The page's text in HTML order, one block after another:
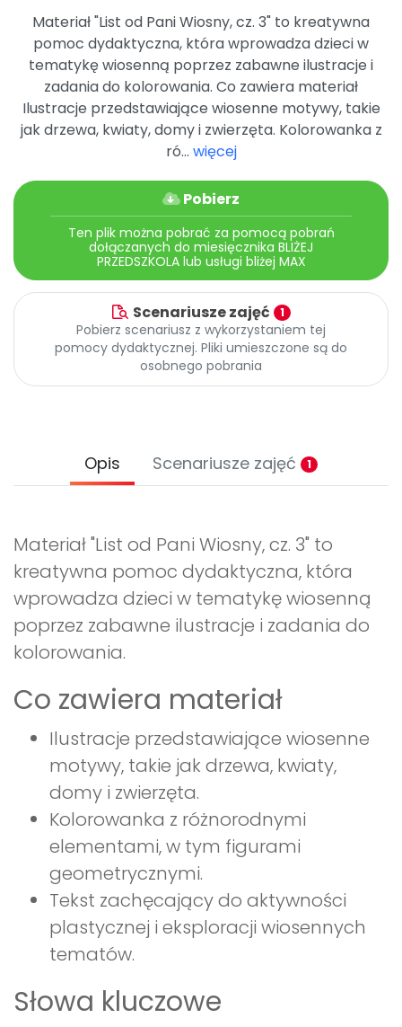
Pomoc
Promocje
Materiał "List od Pani Wiosny, cz. 3" to kreatywna
pomoc dydaktyczna, która wprowadza dzieci w
tematykę wiosenną poprzez zabawne ilustracje i
zadania do kolorowania. Co zawiera materiał
Ilustracje przedstawiające wiosenne motywy, takie
jak drzewa, kwiaty, domy i zwierzęta. Kolorowanka z
ró... więcej
Pobierz
Ten plik można pobrać za pomocą pobrań
dołączanych do miesięcznika BLIŻEJ
PRZEDSZKOLA lub usługi bliżej MAX
Scenariusze zajęć 1
Pobierz scenariusz z wykorzystaniem tej
pomocy dydaktycznej. Pliki umieszczone są do
osobnego pobrania
Opis Scenariusze zajęć 1
Materiał "List od Pani Wiosny, cz. 3" to
kreatywna pomoc dydaktyczna, która
wprowadza dzieci w tematykę wiosenną
poprzez zabawne ilustracje i zadania do
kolorowania.
Co zawiera materiał
Ilustracje przedstawiające wiosenne
motywy, takie jak drzewa, kwiaty,
domy i zwierzęta.
Kolorowanka z różnorodnymi
elementami, w tym figurami
geometrycznymi.
Tekst zachęcający do aktywności
plastycznej i eksploracji wiosennych
tematów.
Słowa kluczowe